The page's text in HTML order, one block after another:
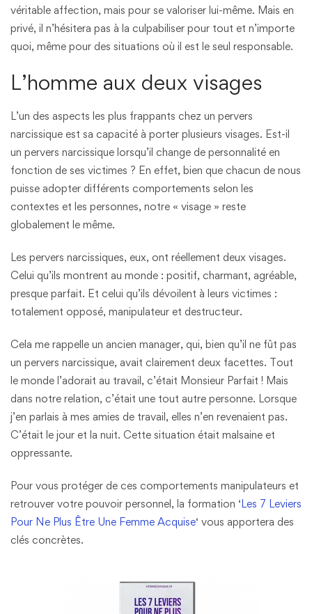
véritable affection, mais pour se valoriser lui-même. Mais en
privé, il n’hésitera pas à la culpabiliser pour tout et n’importe
quoi, même pour des situations où il est le seul responsable.
L’homme aux deux visages
L’un des aspects les plus frappants chez un pervers
narcissique est sa capacité à porter plusieurs visages. Est-il
un pervers narcissique lorsqu’il change de personnalité en
fonction de ses victimes ? En effet, bien que chacun de nous
puisse adopter différents comportements selon les
contextes et les personnes, notre « visage » reste
globalement le même.
Les pervers narcissiques, eux, ont réellement deux visages.
Celui qu’ils montrent au monde : positif, charmant, agréable,
presque parfait. Et celui qu’ils dévoilent à leurs victimes :
totalement opposé, manipulateur et destructeur.
Cela me rappelle un ancien manager, qui, bien qu’il ne fût pas
un pervers narcissique, avait clairement deux facettes. Tout
le monde l’adorait au travail, c’était Monsieur Parfait ! Mais
dans notre relation, c’était une tout autre personne. Lorsque
j’en parlais à mes amies de travail, elles n’en revenaient pas.
C’était le jour et la nuit. Cette situation était malsaine et
oppressante.
Pour vous protéger de ces comportements manipulateurs et
retrouver votre pouvoir personnel, la formation ‘Les 7 Leviers
Pour Ne Plus Être Une Femme Acquise‘ vous apportera des
clés concrètes.